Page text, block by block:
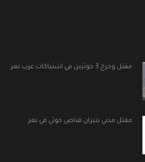
مقتل وجرح 3 حوثيين في اشتباكات غرب تعز
مقتل مدني بنيران قناص حوثي في تعز